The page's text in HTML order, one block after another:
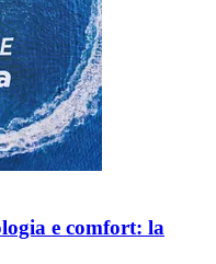
e comfort: la